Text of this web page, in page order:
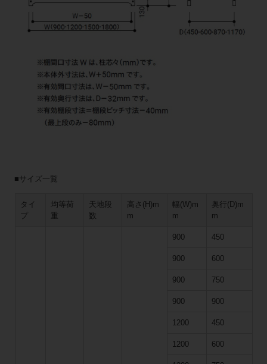
■サイズ一覧
タイ
プ
均等荷
天地段
数
高さ(H)m
m
幅(W)m
m
奥行(D)m
m
900 450
900 600
900 750
900 900
1200 450
1200 600